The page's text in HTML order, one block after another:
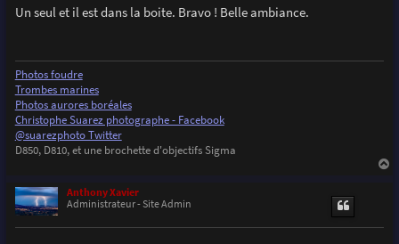
s
s
Un seul et il est dans la boite. Bravo ! Belle ambiance.
Photos foudre
Trombes marines
Photos aurores boréales
Christophe Suarez photographe - Facebook
@suarezphoto Twitter
D850, D810, et une brochette d'objectifs Sigma
Anthony Xavier
Administrateur - Site Admin